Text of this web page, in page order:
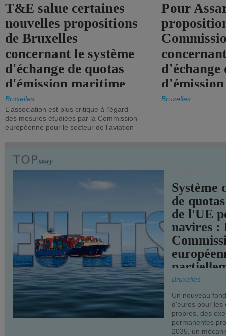
T&E salue certaines
nouvelles propositions
de Bruxelles
concernant le système
d'échange de quotas
d'émission maritime
de l'UE.
Bruxelles
L'association est plus critique à l'égard
des mesures étudiées par la Commission
européenne pour le secteur de l'aviation
Pour
d'échange
timide,
Bruxelles
Système
de
de l'UE
navires :
Bruxelles
Un nouveau
d'euros pour les
propres, des
permanentes
2035, un